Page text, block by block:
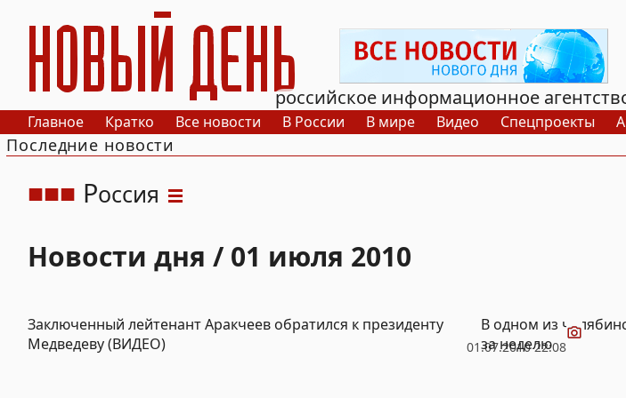
РИА Новый День
российское информационное
Главное Кратко Все новости В России В мире Видео Спецпроекты
Последние новости
Россия
Новости дня / 01 июля 2010
01.07.2010 22:08
Заключенный лейтенант Аракчеев обратился к президенту
Медведеву (ВИДЕО)
Видео
В одном из
за неделю